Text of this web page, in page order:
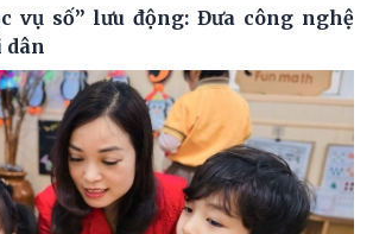
vụ số” lưu động: Đưa công nghệ
dân